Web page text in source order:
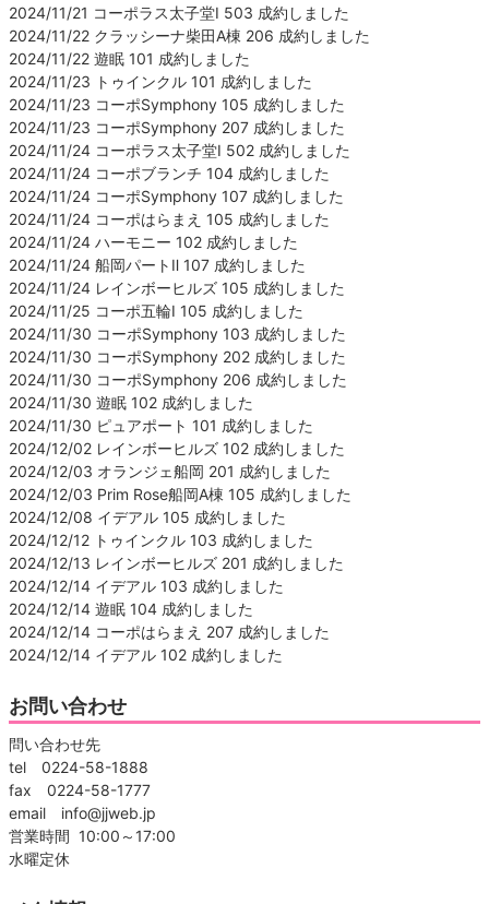
2024/11/21 コーポラス太子堂Ⅰ 503 成約しました
2024/11/22 クラッシーナ柴田A棟 206 成約しました
2024/11/22 遊眠 101 成約しました
2024/11/23 トゥインクル 101 成約しました
2024/11/23 コーポSymphony 105 成約しました
2024/11/23 コーポSymphony 207 成約しました
2024/11/24 コーポラス太子堂Ⅰ 502 成約しました
2024/11/24 コーポブランチ 104 成約しました
2024/11/24 コーポSymphony 107 成約しました
2024/11/24 コーポはらまえ 105 成約しました
2024/11/24 ハーモニー 102 成約しました
2024/11/24 船岡パートⅡ 107 成約しました
2024/11/24 レインボーヒルズ 105 成約しました
2024/11/25 コーポ五輪Ⅰ 105 成約しました
2024/11/30 コーポSymphony 103 成約しました
2024/11/30 コーポSymphony 202 成約しました
2024/11/30 コーポSymphony 206 成約しました
2024/11/30 遊眠 102 成約しました
2024/11/30 ピュアポート 101 成約しました
2024/12/02 レインボーヒルズ 102 成約しました
2024/12/03 オランジェ船岡 201 成約しました
2024/12/03 Prim Rose船岡A棟 105 成約しました
2024/12/08 イデアル 105 成約しました
2024/12/12 トゥインクル 103 成約しました
2024/12/13 レインボーヒルズ 201 成約しました
2024/12/14 イデアル 103 成約しました
2024/12/14 遊眠 104 成約しました
2024/12/14 コーポはらまえ 207 成約しました
2024/12/14 イデアル 102 成約しました
お問い合わせ
問い合わせ先
tel 0224-58-1888
fax 0224-58-1777
email info@jjweb.jp
営業時間 10:00～17:00
水曜定休